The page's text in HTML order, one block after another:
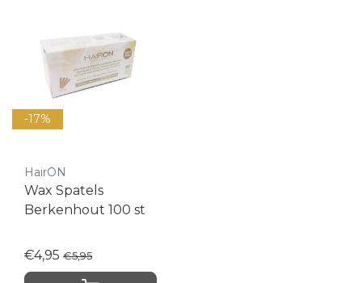
-17%
HairON
Wax Spatels
Berkenhout 100 st
€4,95 €5,95